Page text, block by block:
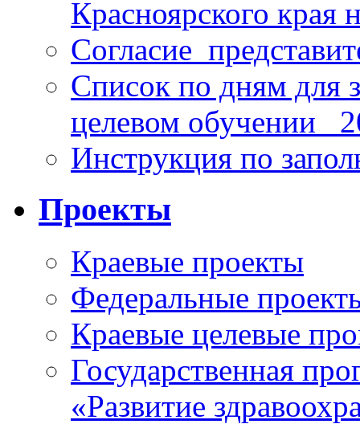
Красноярского края
Список по дням для
целевом обучении_
Инструкция по
Проекты
Краевые проекты
Федеральные
Краевые целевые
Государственная
«Развитие